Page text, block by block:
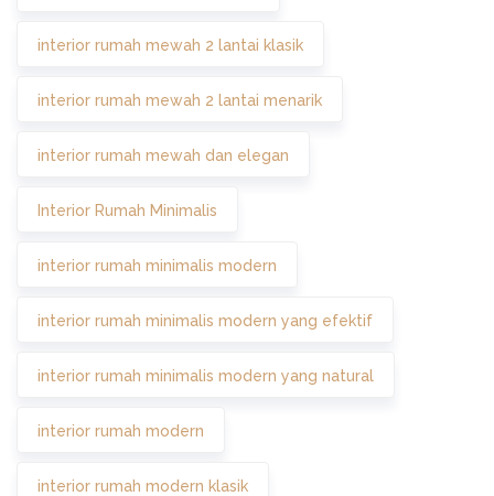
interior rumah mewah 2 lantai klasik
interior rumah mewah 2 lantai menarik
interior rumah mewah dan elegan
Interior Rumah Minimalis
interior rumah minimalis modern
interior rumah minimalis modern yang efektif
interior rumah minimalis modern yang natural
interior rumah modern
interior rumah modern klasik